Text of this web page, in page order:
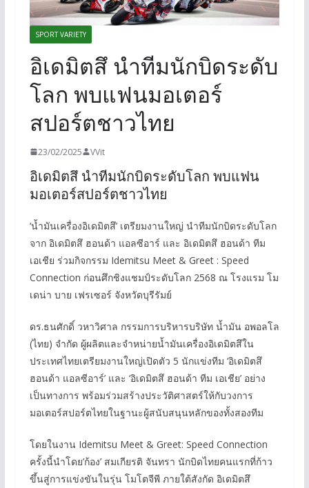
SPORT VARIETY
อิเดมิตสึ นำทีมนักบิดระดับ
โลก พบแฟนมอเตอร์
สปอร์ตชาวไทย
23/02/2025 VVit
อิเดมิตสึ นำทีมนักบิดระดับโลก พบแฟน
มอเตอร์สปอร์ตชาวไทย
‘น้ำมันเครื่องอิเดมิตสึ’ เตรียมงานใหญ่ นำทีมนักบิดระดับโลก
จาก อิเดมิตสึ ฮอนด้า แอลซีอาร์ และ อิเดมิตสึ ฮอนด้า ทีม
เอเชีย ร่วมกิจกรรม Idemitsu Meet & Greet : Speed
Connection ก่อนศึกชิงแชมป์ระดับโลก 2568 ณ โรงแรม โม
เดน่า บาย เฟรเซอร์ จังหวัดบุรีรัมย์
ดร.ธนศักดิ์ วหาวิศาล กรรมการบริหารบริษัท น้ำมัน อพอลโล
(ไทย) จำกัด ผู้ผลิตและจำหน่ายน้ำมันเครื่องอิเดมิตสึใน
ประเทศไทยเตรียมงานใหญ่เปิดตัว 5 นักแข่งทีม ‘อิเดมิตสึ
ฮอนด้า แอลซีอาร์’ และ ‘อิเดมิตสึ ฮอนด้า ทีม เอเชีย’ อย่าง
เป็นทางการ พร้อมร่วมสร้างประวัติศาสตร์ให้กับวงการ
มอเตอร์สปอร์ตไทยในฐานะผู้สนับสนุนหลักของทั้งสองทีม
โดยในงาน Idemitsu Meet & Greet: Speed Connection
ครั้งนี้นำโดย’ก้อง’ สมเกียรติ จันทรา นักบิดไทยคนแรกที่ก้าว
ขึ้นสู่การแข่งขันในรุ่น โมโตจีพี ภายใต้สังกัด อิเดมิตสึ